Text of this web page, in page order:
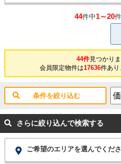
44件中1～20
44件見つかり
会員限定物件は17636件あり
条件を絞り込む
さらに絞り込んで検索する
ご希望のエリアを選んでくだ